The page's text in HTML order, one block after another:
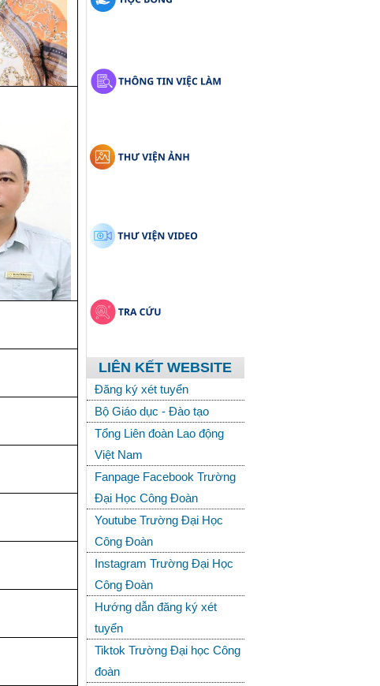
LIÊN KẾT WEBSITE
Đăng ký xét tuyển
Bộ Giáo dục - Đào tạo
Tổng Liên đoàn Lao động
Việt Nam
Fanpage Facebook Trường
Đại Học Công Đoàn
Youtube Trường Đại Học
Công Đoàn
Instagram Trường Đại Học
Công Đoàn
Hướng dẫn đăng ký xét
tuyển
Tiktok Trường Đại học Công
đoàn